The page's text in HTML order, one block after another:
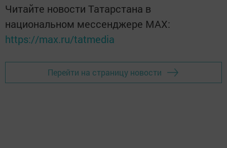
Читайте новости Татарстана в
национальном мессенджере MАХ:
https://max.ru/tatmedia
Перейти на страницу новости